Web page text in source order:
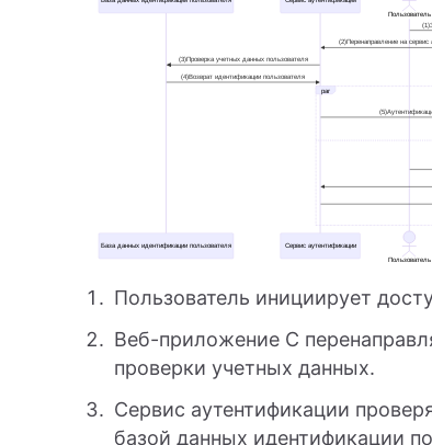
Пользователь инициирует
Веб-приложение C
проверки учетных данных.
Сервис аутентификации
базой данных идентификации